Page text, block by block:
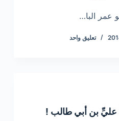
عمر البا…
تعليق واحد
عليِّ بن أبي طالب !